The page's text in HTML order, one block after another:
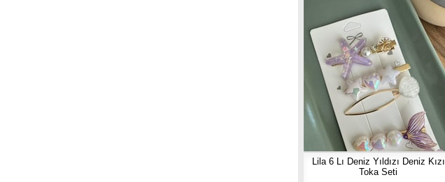
Lila 6 Lı Deniz Yıldızı Deniz Kızı
Toka Seti